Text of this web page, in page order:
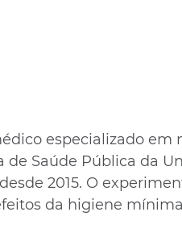
especializado em
de Saúde Pública da
2015. O
da higiene